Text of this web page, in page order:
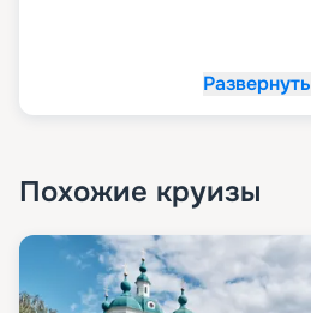
Развернуть
Похожие круизы